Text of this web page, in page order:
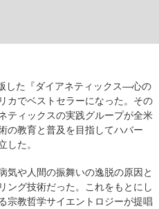
した『ダイアネティックス—心の
カでベストセラーになった。その
ティックスの実践グループが全米
の教育と普及を目指してハバー
した。
気や人間の振舞いの逸脱の原因と
ング技術だった。これをもとにし
宗教哲学サイエントロジーが提唱